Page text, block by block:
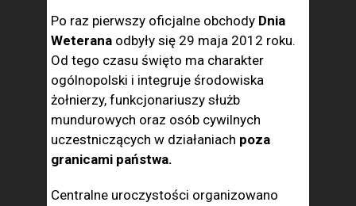
Po raz pierwszy oficjalne obchody Dnia
Weterana odbyły się 29 maja 2012 roku.
Od tego czasu święto ma charakter
ogólnopolski i integruje środowiska
żołnierzy, funkcjonariuszy służb
mundurowych oraz osób cywilnych
uczestniczących w działaniach poza
granicami państwa.
Centralne uroczystości organizowano